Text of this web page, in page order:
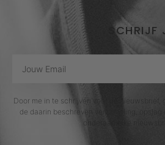
Door me in te schrijven voor de
de daarin beschreven verzameling,
onderaan elke